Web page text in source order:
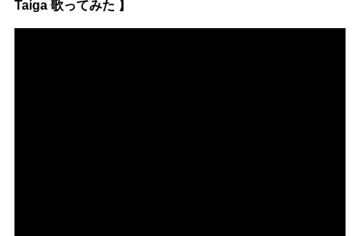
Taiga 歌ってみた 】